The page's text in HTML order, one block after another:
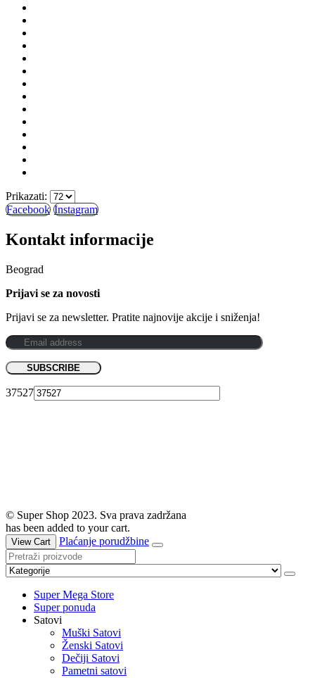
Prikazati:
Facebook Instagram
Kontakt informacije
Beograd
Prijavi se za novosti
Prijavi se za newsletter. Pratite najnovije akcije i sniženja!
37527
© Super Shop 2023. Sva prava zadržana
has been added to your cart.
View Cart Plaćanje porudžbine
Super Mega Store
Super ponuda
Satovi
Muški Satovi
Ženski Satovi
Dečiji Satovi
Pametni satovi